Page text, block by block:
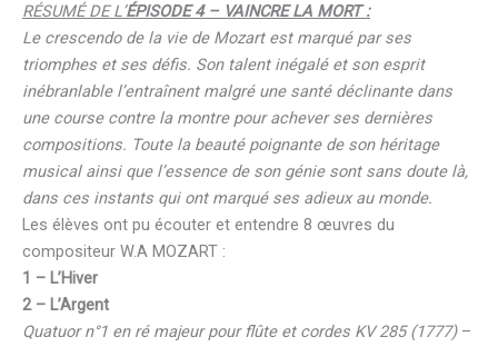
RÉSUMÉ DE L’ÉPISODE 4 – VAINCRE LA MORT :
Le crescendo de la vie de Mozart est marqué par ses
triomphes et ses défis. Son talent inégalé et son esprit
inébranlable l’entraînent malgré une santé déclinante dans
une course contre la montre pour achever ses dernières
compositions. Toute la beauté poignante de son héritage
musical ainsi que l’essence de son génie sont sans doute là,
dans ces instants qui ont marqué ses adieux au monde.
Les élèves ont pu écouter et entendre 8 œuvres du
compositeur W.A MOZART :
1 – L’Hiver
2 – L’Argent
Quatuor n°1 en ré majeur pour flûte et cordes KV 285 (1777)–